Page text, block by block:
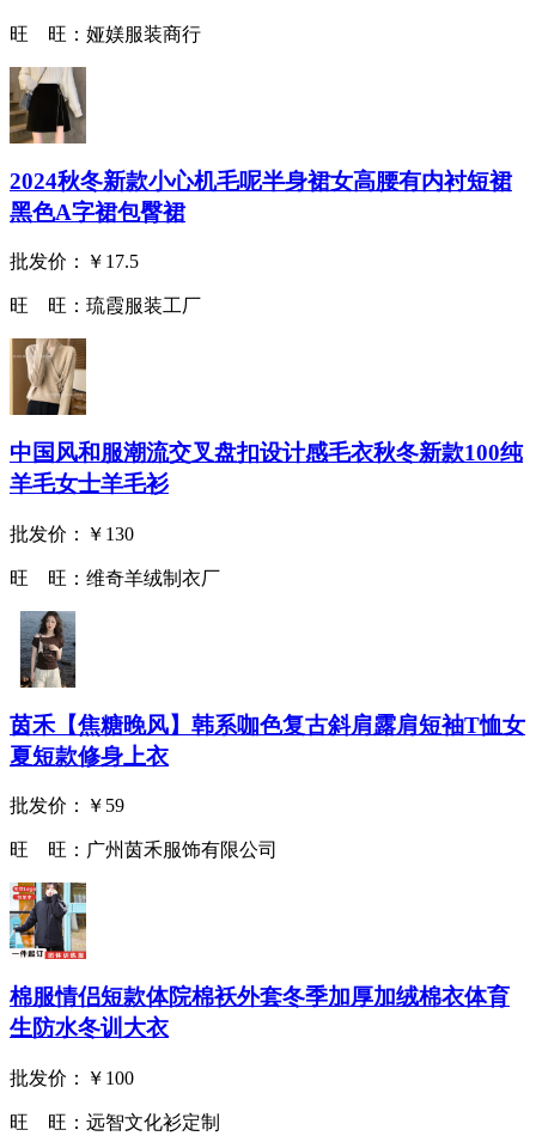
旺 旺： 娅媄服装商行
2024秋冬新款小心机毛呢半身裙女高腰有内衬短裙
黑色A字裙包臀裙
批发价： ￥17.5
旺 旺： 琉霞服装工厂
中国风和服潮流交叉盘扣设计感毛衣秋冬新款100纯
羊毛女士羊毛衫
批发价： ￥130
旺 旺： 维奇羊绒制衣厂
茵禾【焦糖晚风】韩系咖色复古斜肩露肩短袖T恤女
夏短款修身上衣
批发价： ￥59
旺 旺： 广州茵禾服饰有限公司
棉服情侣短款体院棉袄外套冬季加厚加绒棉衣体育
生防水冬训大衣
批发价： ￥100
旺 旺： 远智文化衫定制